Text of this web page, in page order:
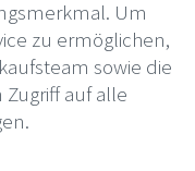
Um
zu ermöglichen,
sowie die
auf alle